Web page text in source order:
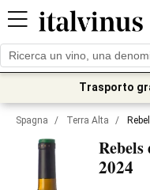
Trasporto
Spagna / Terra Alta /
Rebels
2024